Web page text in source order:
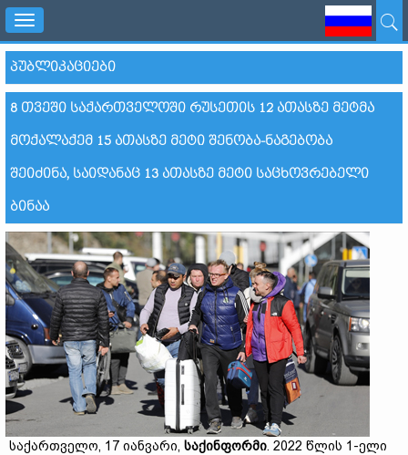
Toggle
navigation
ᲞᲣᲑᲚᲘᲙᲐᲪᲘᲔᲑᲘ
8 ᲗᲕᲔᲨᲘ ᲡᲐᲥᲐᲠᲗᲕᲔᲚᲝᲨᲘ ᲠᲣᲡᲔᲗᲘᲡ 12 ᲐᲗᲐᲡᲖᲔ ᲛᲔᲢᲛᲐ
ᲛᲝᲥᲐᲚᲐᲥᲔᲛ 15 ᲐᲗᲐᲡᲖᲔ ᲛᲔᲢᲘ ᲨᲔᲜᲝᲑᲐ-ᲜᲐᲒᲔᲑᲝᲑᲐ
ᲨᲔᲘᲫᲘᲜᲐ, ᲡᲐᲘᲓᲐᲜᲐᲪ 13 ᲐᲗᲐᲡᲖᲔ ᲛᲔᲢᲘ ᲡᲐᲪᲮᲝᲕᲠᲔᲑᲔᲚᲘ
ᲑᲘᲜᲐᲐ
საქართველო, 17 იანვარი, საქინფორმი. 2022 წლის 1-ელი